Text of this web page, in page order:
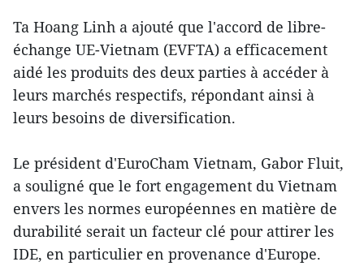
Ta Hoang Linh a ajouté que l'accord de libre-
échange UE-Vietnam (EVFTA) a efficacement
aidé les produits des deux parties à accéder à
leurs marchés respectifs, répondant ainsi à
leurs besoins de diversification.
Le président d'EuroCham Vietnam, Gabor Fluit,
a souligné que le fort engagement du Vietnam
envers les normes européennes en matière de
durabilité serait un facteur clé pour attirer les
IDE, en particulier en provenance d'Europe.